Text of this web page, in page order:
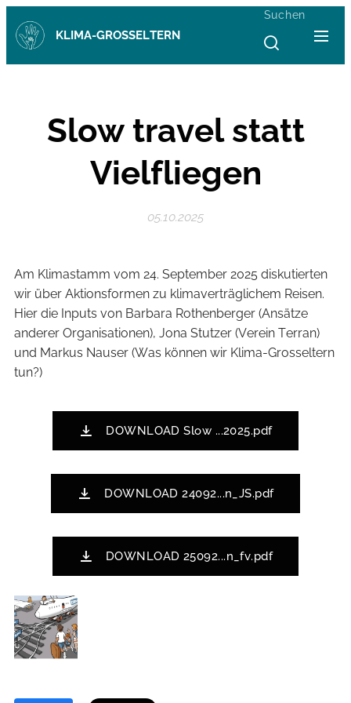
KLIMA-GROSSELTERN
Suchen
Slow travel statt
Vielfliegen
05.10.2025
Am Klimastamm vom 24. September 2025 diskutierten
wir über Aktionsformen zu klimaverträglichem Reisen.
Hier die Inputs von Barbara Rothenberger (Ansätze
anderer Organisationen), Jona Stutzer (Verein Terran)
und Markus Nauser (Was können wir Klima-Grosseltern
tun?)
DOWNLOAD Slow ...2025.pdf
DOWNLOAD 24092...n_JS.pdf
DOWNLOAD 25092...n_fv.pdf